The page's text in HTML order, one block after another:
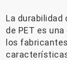
La durabilidad
de PET es
los